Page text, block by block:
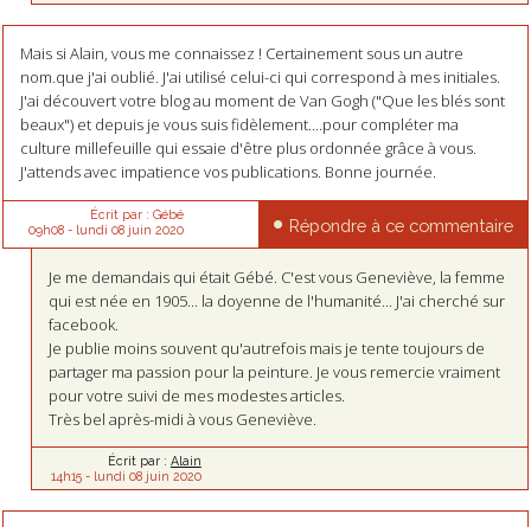
Mais si Alain, vous me connaissez ! Certainement sous un autre
nom.que j'ai oublié. J'ai utilisé celui-ci qui correspond à mes initiales.
J'ai découvert votre blog au moment de Van Gogh ("Que les blés sont
beaux") et depuis je vous suis fidèlement....pour compléter ma
culture millefeuille qui essaie d'être plus ordonnée grâce à vous.
J'attends avec impatience vos publications. Bonne journée.
Écrit par : Gébé
09h08- lundi 08 juin 2020 Répondre à ce commentaire
Je me demandais qui était Gébé. C'est vous Geneviève, la femme
qui est née en 1905... la doyenne de l'humanité... J'ai cherché sur
facebook.
Je publie moins souvent qu'autrefois mais je tente toujours de
partager ma passion pour la peinture. Je vous remercie vraiment
pour votre suivi de mes modestes articles.
Très bel après-midi à vous Geneviève.
Écrit par : Alain
14h15- lundi 08 juin 2020